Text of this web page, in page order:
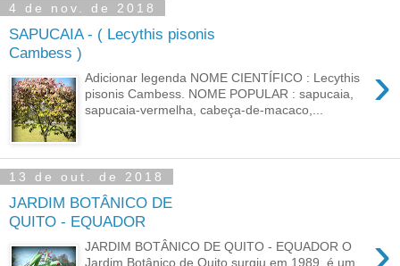
4 de nov. de 2018
SAPUCAIA - ( Lecythis pisonis
Cambess )
›
Adicionar legenda NOME CIENTÍFICO : Lecythis
pisonis Cambess. NOME POPULAR : sapucaia,
sapucaia-vermelha, cabeça-de-macaco,...
13 de out. de 2018
JARDIM BOTÂNICO DE
QUITO - EQUADOR
JARDIM BOTÂNICO DE QUITO - EQUADOR O
Jardim Botânico de Quito surgiu em 1989, é um